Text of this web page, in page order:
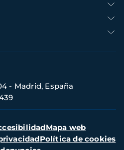
- Madrid, España
Mapa web
Política de cookies